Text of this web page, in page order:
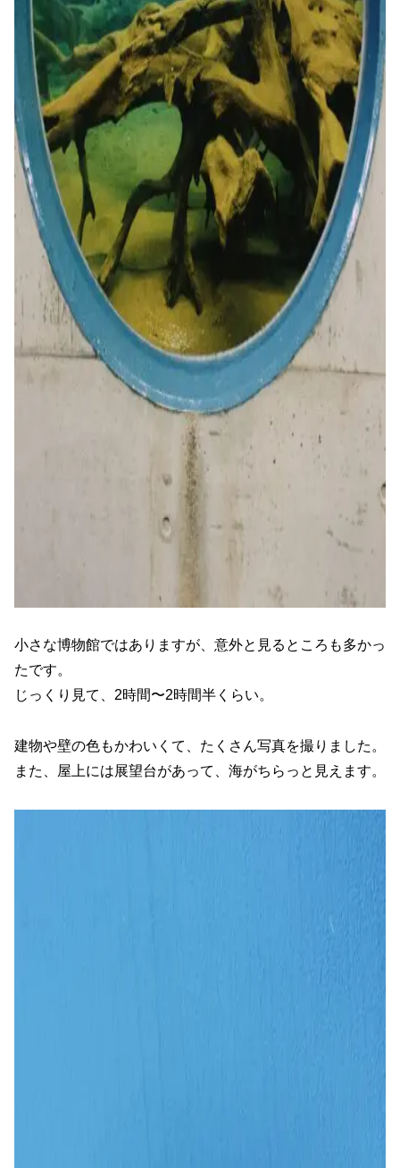
小さな博物館ではありますが、意外と見るところも多かっ
たです。
じっくり見て、2時間〜2時間半くらい。
建物や壁の色もかわいくて、たくさん写真を撮りました。
また、屋上には展望台があって、海がちらっと見えます。